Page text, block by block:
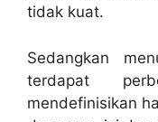
tidak kuat.
Sedangkan
terdapat
mendefinisikan